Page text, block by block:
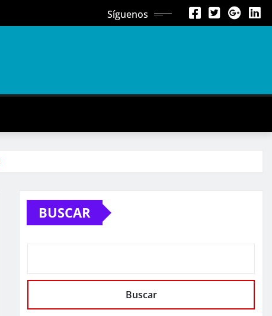
Síguenos
BUSCAR
Buscar